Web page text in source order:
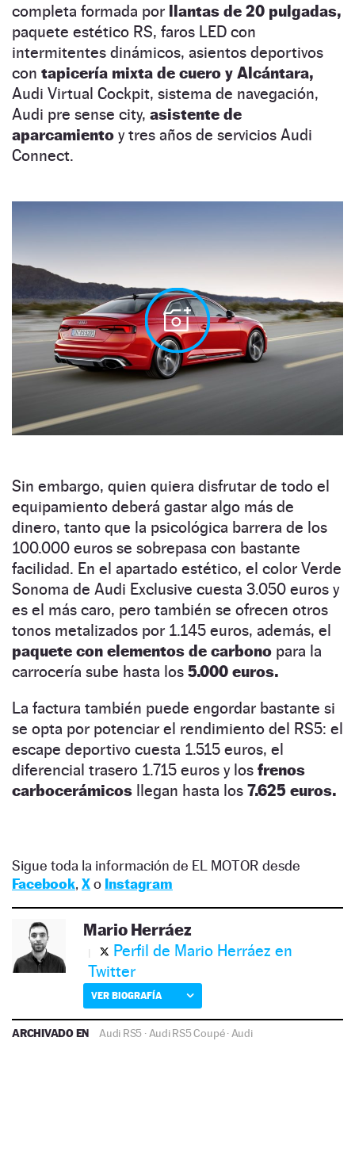
completa formada por llantas de 20 pulgadas,
paquete estético RS, faros LED con
intermitentes dinámicos, asientos deportivos
con tapicería mixta de cuero y Alcántara,
Audi Virtual Cockpit, sistema de navegación,
Audi pre sense city, asistente de
aparcamiento y tres años de servicios Audi
Connect.
Sin embargo, quien quiera disfrutar de todo el
equipamiento deberá gastar algo más de
dinero, tanto que la psicológica barrera de los
100.000 euros se sobrepasa con bastante
facilidad. En el apartado estético, el color Verde
Sonoma de Audi Exclusive cuesta 3.050 euros y
es el más caro, pero también se ofrecen otros
tonos metalizados por 1.145 euros, además, el
paquete con elementos de carbono para la
carrocería sube hasta los 5.000 euros.
La factura también puede engordar bastante si
se opta por potenciar el rendimiento del RS5: el
escape deportivo cuesta 1.515 euros, el
diferencial trasero 1.715 euros y los frenos
carbocerámicos llegan hasta los 7.625 euros.
Sigue toda la información de EL MOTOR desde
Facebook, Xo Instagram
Mario Herráez
Perfil de Mario Herráez en
Twitter
VER BIOGRAFÍA
ARCHIVADO EN Audi RS5 · Audi RS5 Coupé· Audi